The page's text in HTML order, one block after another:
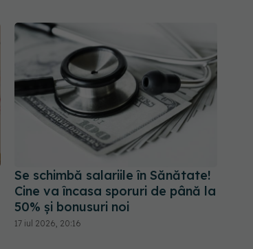
Se schimbă salariile în Sănătate!
Cine va încasa sporuri de până la
50% și bonusuri noi
17 iul 2026, 20:16